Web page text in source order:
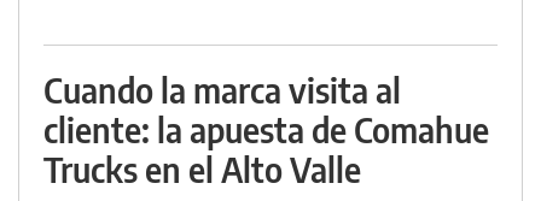
Cuando la marca visita al
cliente: la apuesta de Comahue
Trucks en el Alto Valle